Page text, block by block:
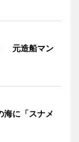
元造船マン
海に「スナメ